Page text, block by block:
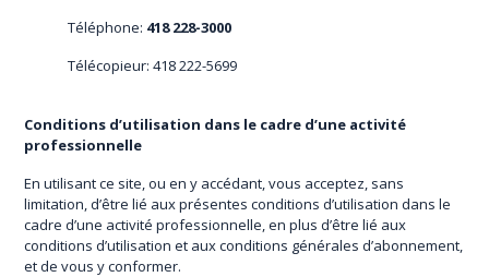
Téléphone: 418 228-3000
Télécopieur: 418 222-5699
Conditions d’utilisation dans le cadre d’une activité
professionnelle
En utilisant ce site, ou en y accédant, vous acceptez, sans
limitation, d’être lié aux présentes conditions d’utilisation dans le
cadre d’une activité professionnelle, en plus d’être lié aux
conditions d’utilisation et aux conditions générales d’abonnement,
et de vous y conformer.